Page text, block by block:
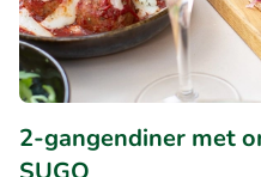
2-gangendiner met